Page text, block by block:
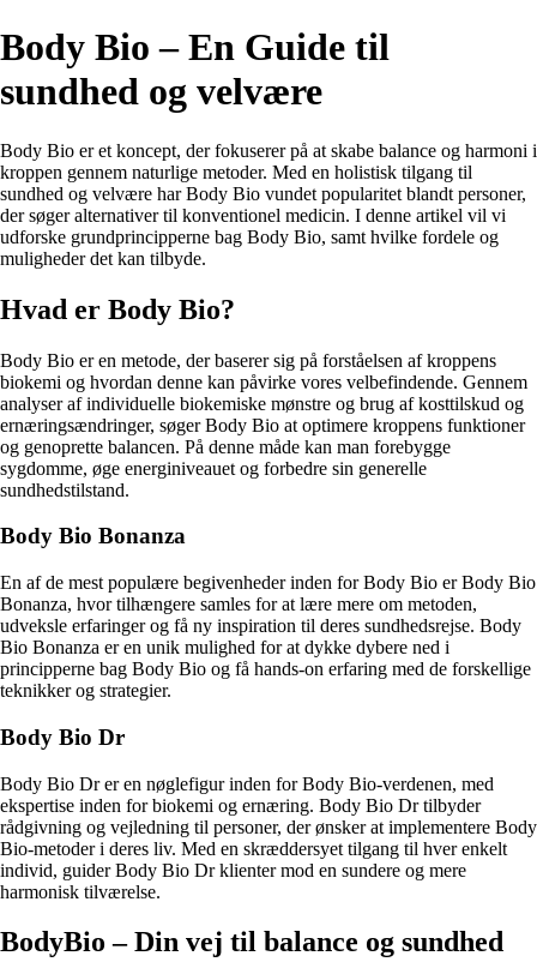
Body Bio – En Guide til
sundhed og velvære
Body Bio er et koncept, der fokuserer på at skabe balance og harmoni i
kroppen gennem naturlige metoder. Med en holistisk tilgang til
sundhed og velvære har Body Bio vundet popularitet blandt personer,
der søger alternativer til konventionel medicin. I denne artikel vil vi
udforske grundprincipperne bag Body Bio, samt hvilke fordele og
muligheder det kan tilbyde.
Hvad er Body Bio?
Body Bio er en metode, der baserer sig på forståelsen af kroppens
biokemi og hvordan denne kan påvirke vores velbefindende. Gennem
analyser af individuelle biokemiske mønstre og brug af kosttilskud og
ernæringsændringer, søger Body Bio at optimere kroppens funktioner
og genoprette balancen. På denne måde kan man forebygge
sygdomme, øge energiniveauet og forbedre sin generelle
sundhedstilstand.
Body Bio Bonanza
En af de mest populære begivenheder inden for Body Bio er Body Bio
Bonanza, hvor tilhængere samles for at lære mere om metoden,
udveksle erfaringer og få ny inspiration til deres sundhedsrejse. Body
Bio Bonanza er en unik mulighed for at dykke dybere ned i
principperne bag Body Bio og få hands-on erfaring med de forskellige
teknikker og strategier.
Body Bio Dr
Body Bio Dr er en nøglefigur inden for Body Bio-verdenen, med
ekspertise inden for biokemi og ernæring. Body Bio Dr tilbyder
rådgivning og vejledning til personer, der ønsker at implementere Body
Bio-metoder i deres liv. Med en skræddersyet tilgang til hver enkelt
individ, guider Body Bio Dr klienter mod en sundere og mere
harmonisk tilværelse.
BodyBio – Din vej til balance og sundhed